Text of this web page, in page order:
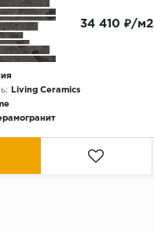
Living Ceramics
34 410 ₽/м2